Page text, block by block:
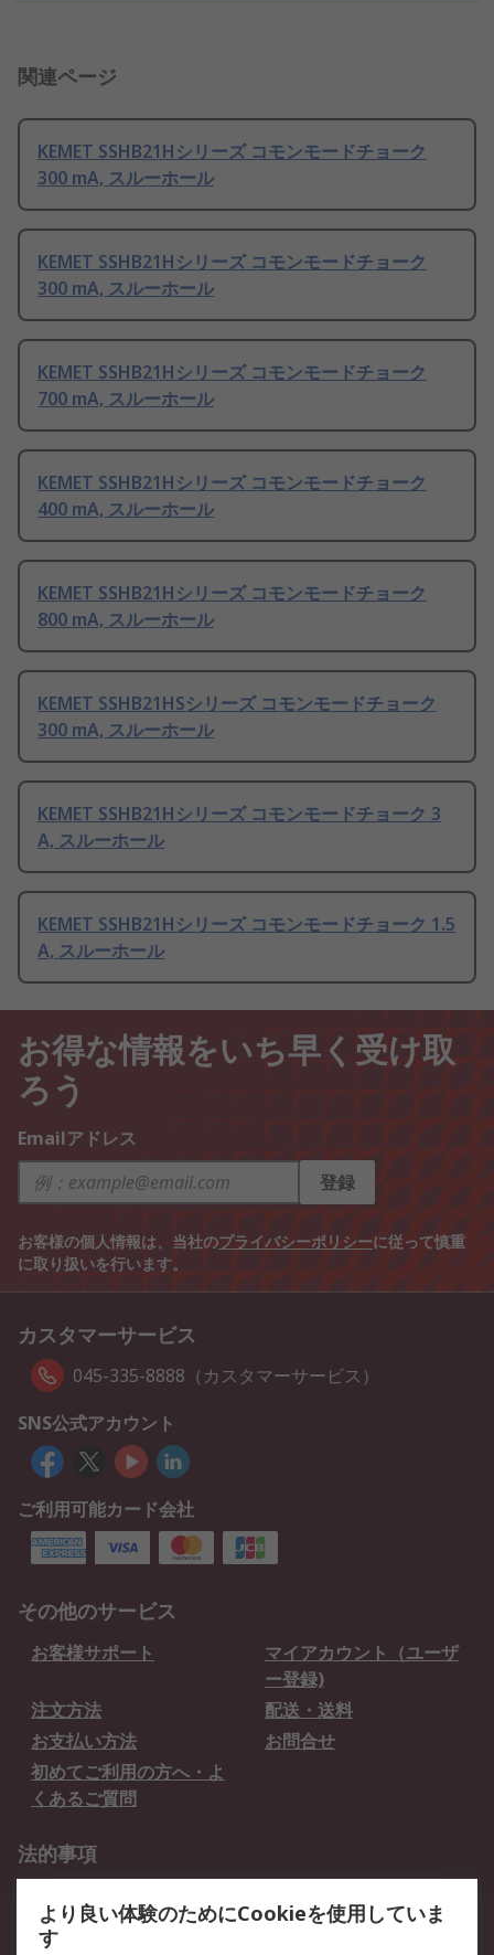
関連ページ
KEMET SSHB21Hシリーズ コモンモードチョーク
300 mA, スルーホール
KEMET SSHB21Hシリーズ コモンモードチョーク
300 mA, スルーホール
KEMET SSHB21Hシリーズ コモンモードチョーク
700 mA, スルーホール
KEMET SSHB21Hシリーズ コモンモードチョーク
400 mA, スルーホール
KEMET SSHB21Hシリーズ コモンモードチョーク
800 mA, スルーホール
KEMET SSHB21HSシリーズ コモンモードチョーク
300 mA, スルーホール
KEMET SSHB21Hシリーズ コモンモードチョーク 3
A, スルーホール
KEMET SSHB21Hシリーズ コモンモードチョーク 1.5
A, スルーホール
お得な情報をいち早く受け取
ろう
Emailアドレス
登録
お客様の個人情報は、当社のプライバシーポリシーに従って慎重
に取り扱いを行います。
カスタマーサービス
045-335-8888（カスタマーサービス）
SNS公式アカウント
ご利用可能カード会社
その他のサービス
お客様サポート
マイアカウント（ユーザ
ー登録)
注文方法
配送・送料
お支払い方法
お問合せ
初めてご利用の方へ・よ
くあるご質問
法的事項
クッキーポリシー
より良い体験のためにCookieを使用していま
す